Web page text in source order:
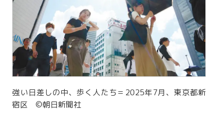
強い日差しの中、歩く人たち＝2025年7月、東京都新
宿区 ©朝日新聞社